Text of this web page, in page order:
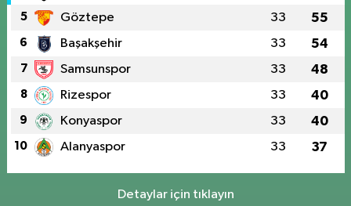
5 Göztepe 33 55
6 Başakşehir 33 54
7 Samsunspor 33 48
8 Rizespor 33 40
9 Konyaspor 33 40
10 Alanyaspor 33 37
Detaylar için tıklayın